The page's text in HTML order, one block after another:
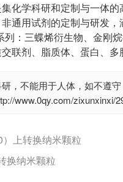
化学科研和定制与一体
通用试剂的定制与研发
列：三蝶烯衍生物、金刚
联剂、脂质体、蛋白、多
，不能用于人体，如不遵
www.0qy.com/zixunxinxi/
上转换纳米颗粒
换纳米颗粒